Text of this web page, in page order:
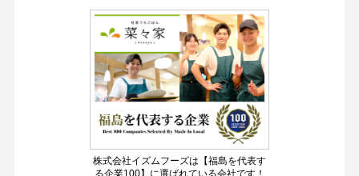
株式会社イズムフーズは【福島を代表す
る企業100】に選ばれている会社です！